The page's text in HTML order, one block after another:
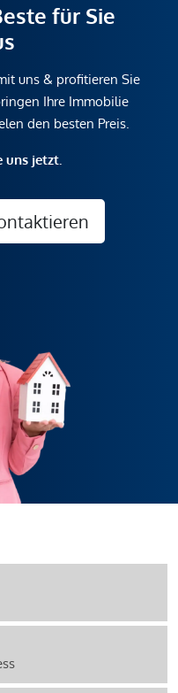
für Sie
uns & profitieren Sie
Ihre Immobilie
den besten Preis.
uns jetzt.